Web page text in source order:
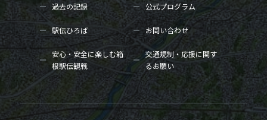
過去の記録 公式プログラム
駅伝ひろば お問い合わせ
安心・安全に楽しむ箱
根駅伝観戦
交通規制・応援に関す
るお願い